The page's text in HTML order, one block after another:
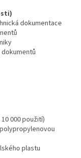
dokumentace
000 použití)
plastu